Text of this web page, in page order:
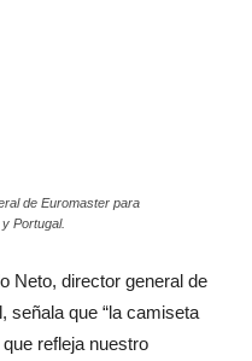
de Euromaster para
Portugal.
Neto, director general de
señala que “la camiseta
refleja nuestro